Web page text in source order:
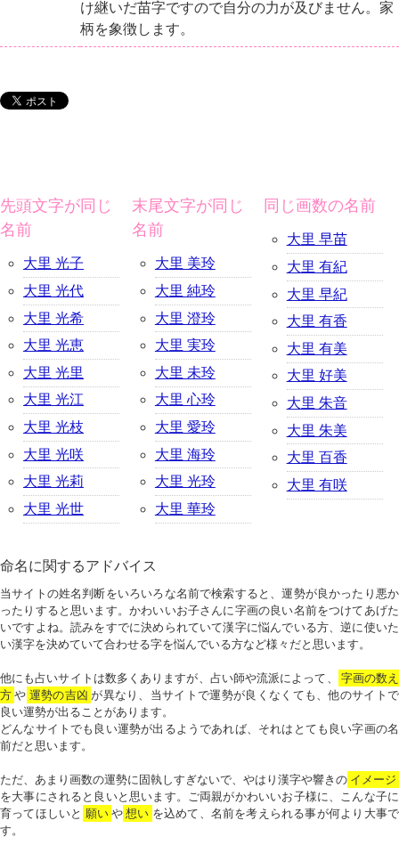
け継いだ苗字ですので自分の力が及びません。家
柄を象徴します。
先頭文字が同じ
名前
大里 光子
大里 光代
大里 光希
大里 光恵
大里 光里
大里 光江
大里 光枝
大里 光咲
大里 光莉
大里 光世
末尾文字が同じ
名前
大里 美玲
大里 純玲
大里 澄玲
大里 実玲
大里 未玲
大里 心玲
大里 愛玲
大里 海玲
大里 光玲
大里 華玲
同じ画数の名前
大里 早苗
大里 有紀
大里 早紀
大里 有香
大里 有美
大里 好美
大里 朱音
大里 朱美
大里 百香
大里 有咲
命名に関するアドバイス
当サイトの姓名判断をいろいろな名前で検索すると、運勢が良かったり悪か
ったりすると思います。かわいいお子さんに字画の良い名前をつけてあげた
いですよね。読みをすでに決められていて漢字に悩んでいる方、逆に使いた
い漢字を決めていて合わせる字を悩んでいる方など様々だと思います。
他にも占いサイトは数多くありますが、占い師や流派によって、
字画の数え
方 や 運勢の吉凶 が異なり、当サイトで運勢が良くなくても、他のサイトで
良い運勢が出ることがあります。
どんなサイトでも良い運勢が出るようであれば、それはとても良い字画の名
前だと思います。
ただ、あまり画数の運勢に固執しすぎないで、やはり漢字や響きの イメージ
を大事にされると良いと思います。ご両親がかわいいお子様に、こんな子に
育ってほしいと 願い や 想い を込めて、名前を考えられる事が何より大事で
す。